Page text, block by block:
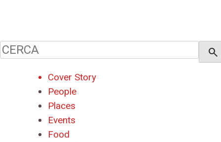
Cerca: search
Cover Story
People
Places
Events
Food